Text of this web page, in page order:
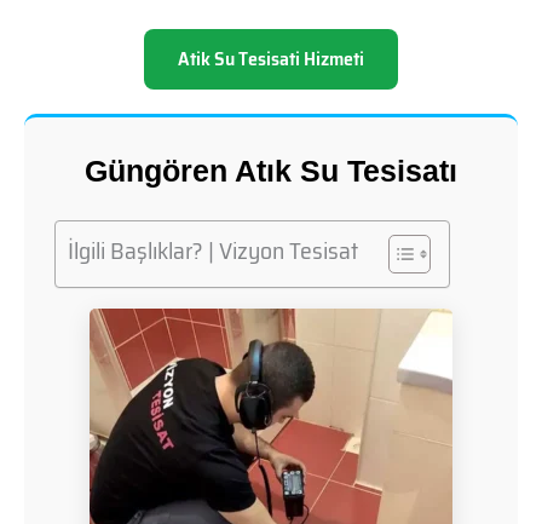
Atik Su Tesisati Hizmeti
Güngören Atık Su Tesisatı
İlgili Başlıklar? | Vizyon Tesisat